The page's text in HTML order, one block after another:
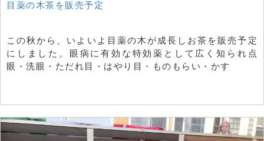
目薬の木茶を販売予定
この秋から、いよいよ目薬の木が成長しお茶を販売予定
にしました。眼病に有効な特効薬として広く知られ点
眼・洗眼・ただれ目・はやり目・ものもらい・かす